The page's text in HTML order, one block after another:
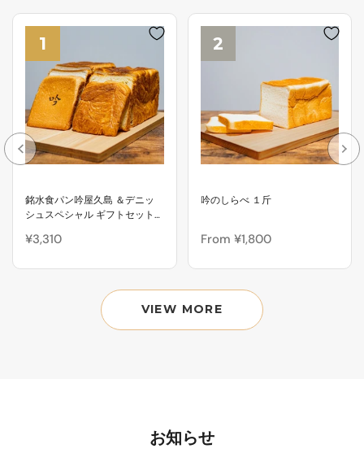
1
銘水食パン吟屋久島 ＆デニッ
シュスペシャル ギフトセット
¥3,310
2
吟のしらべ １斤
From ¥1,800
VIEW MORE
お知らせ